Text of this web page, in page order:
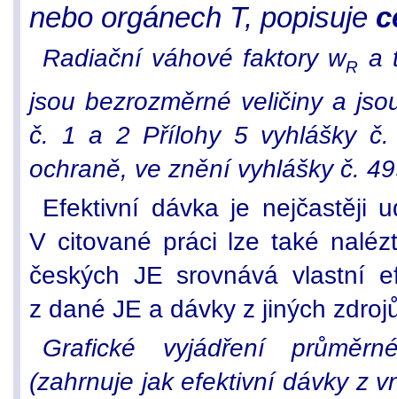
nebo orgánech T, popisuje
Radiační váhové faktory wR a
jsou bezrozměrné veličiny a
č. 1 a 2 Přílohy 5 vyhlášky č.
ochraně, ve znění vyhlášky č.
Efektivní dávka je nejčastěji
V citované práci lze také
českých JE srovnává vlastní
z dané JE a dávky z jiných
Grafické vyjádření
(zahrnuje jak efektivní dávky z